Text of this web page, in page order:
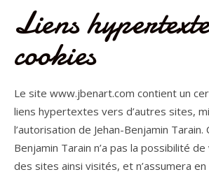
Liens
cookies
Le site www.jbenart.com contient un
liens hypertextes vers d’autres sites,
l’autorisation de Jehan-Benjamin Tarain.
Benjamin Tarain n’a pas la possibilité
des sites ainsi visités, et n’assumera